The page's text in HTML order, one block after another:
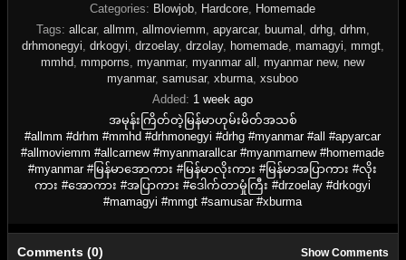
Categories: Blowjob Hardcore Homemade
Tags: allcar, allmm allmoviemm apyarcar, buumal drhg, drhm
drhmonegyi drkogyi drzoelay, drzolay, homemade, mamagyi mmgt,
mmhd ,mmporns ,myanmar,myanmar all ,myanmar new,new
myanmar,samusar,xburma ,xsuboo
Added: 1 week ago
အမုန်းကြိတ်တဲ့မြန်မာဟုမ်းမိတ်အသစ်
#allmm #drhm #mmhd #drhmonegyi #drhg #myanmar #all #apyarcar
#allmoviemm #allcarnew #myanmarallcar #myanmarnew #homemade
#myanmar #မြန်မာအောကား #မြန်မာလိုးကား #မြန်မာအပြာကား #လိုး
ကား #အောကား #အပြာကား #ဒေါက်တာမှုံကြီး #drzoelay #drkogyi
#mamagyi #mmgt #samusar #xburma
Comments (0) Show Comments